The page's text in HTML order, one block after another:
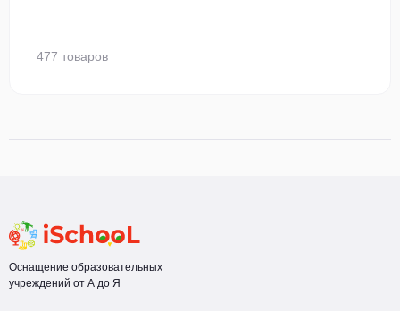
477 товаров
Оснащение образовательных
учреждений от А до Я